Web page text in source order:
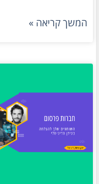
המשך קריאה »